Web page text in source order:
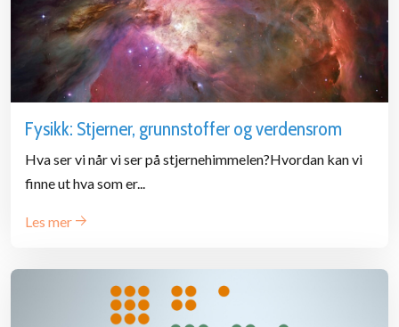
Fysikk: Stjerner, grunnstoffer og verdensrom
Hva ser vi når vi ser på stjernehimmelen?Hvordan kan vi
finne ut hva som er...
Les mer